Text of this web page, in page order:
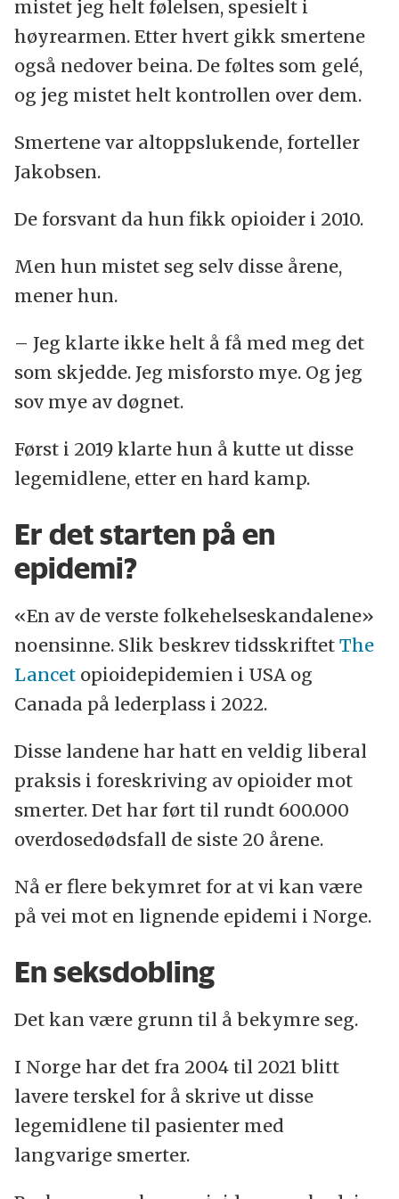
mistet jeg helt følelsen, spesielt i
høyrearmen. Etter hvert gikk smertene
også nedover beina. De føltes som gelé,
og jeg mistet helt kontrollen over dem.
Smertene var altoppslukende, forteller
Jakobsen.
De forsvant da hun fikk opioider i 2010.
Men hun mistet seg selv disse årene,
mener hun.
– Jeg klarte ikke helt å få med meg det
som skjedde. Jeg misforsto mye. Og jeg
sov mye av døgnet.
Først i 2019 klarte hun å kutte ut disse
legemidlene, etter en hard kamp.
Er det starten på en
epidemi?
«En av de verste folkehelseskandalene»
noensinne. Slik beskrev tidsskriftet The
Lancetopioidepidemien i USA og
Canada på lederplass i 2022.
Disse landene har hatt en veldig liberal
praksis i foreskriving av opioider mot
smerter. Det har ført til rundt 600.000
overdosedødsfall de siste 20 årene.
Nå er flere bekymret for at vi kan være
på vei mot en lignende epidemi i Norge.
En seksdobling
Det kan være grunn til å bekymre seg.
I Norge har det fra 2004 til 2021 blitt
lavere terskel for å skrive ut disse
legemidlene til pasienter med
langvarige smerter.